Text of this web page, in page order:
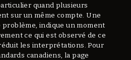
quand plusieurs
sur un même compte. Une
indique un moment
ce qui est observé de ce
les interprétations. Pour
canadiens, la page